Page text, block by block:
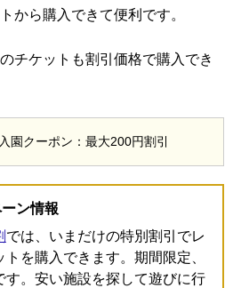
から購入できて便利です。
チケットも割引価格で購入でき
園クーポン：最大200円割引
ン情報
では、いまだけの特別割引でレ
を購入できます。期間限定、
す。安い施設を探して遊びに行